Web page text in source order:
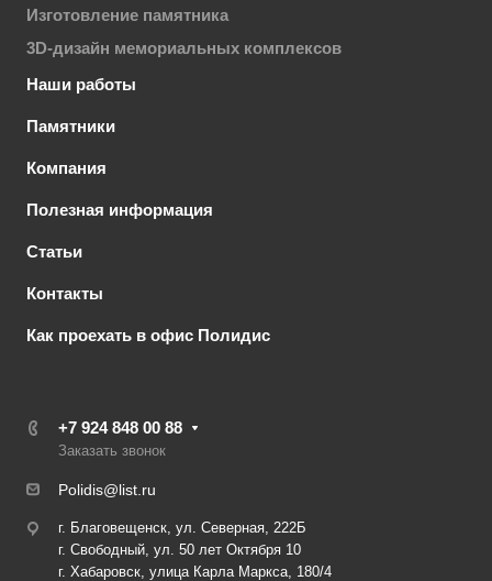
Изготовление памятника
3D-дизайн мемориальных комплексов
Наши работы
Памятники
Компания
Полезная информация
Статьи
Контакты
Как проехать в офис Полидис
+7 924 848 00 88
Заказать звонок
Polidis@list.ru
г. Благовещенск, ул. Северная, 222Б
г. Свободный, ул. 50 лет Октября 10
г. Хабаровск, улица Карла Маркса, 180/4